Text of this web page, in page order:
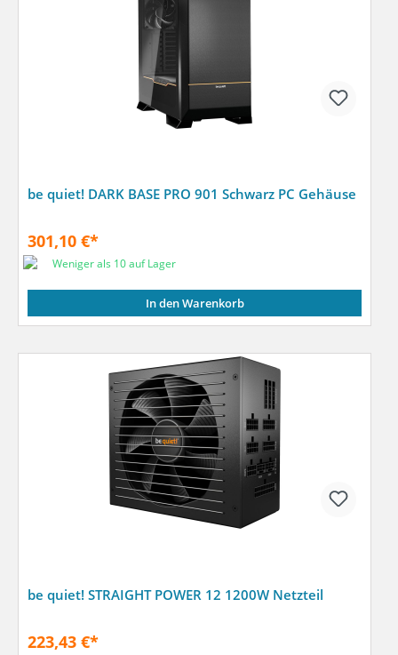
be quiet! DARK BASE PRO 901 Schwarz PC Gehäuse
301,10 €*
Weniger als 10 auf Lager
In den Warenkorb
be quiet! STRAIGHT POWER 12 1200W Netzteil
223,43 €*